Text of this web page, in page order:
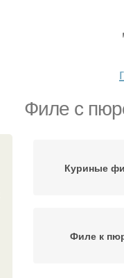
Филе с
Куриные
Филе к